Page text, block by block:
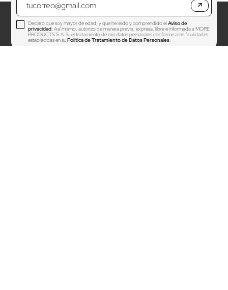
↗
Declaro que soy mayor de edad, y que he leído y comprendido elAviso de
privacidad. Así mismo, autorizo de manera previa, expresa, libre e informada a MORE
PRODUCTS S.A.S. el tratamiento de mis datos personales conforme a las finalidades
establecidas en suPolítica de Tratamiento de Datos Personales.